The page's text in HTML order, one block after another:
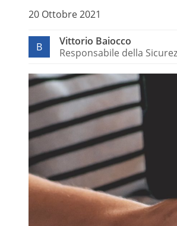
20 Ottobre 2021
B
Vittorio Baiocco
Responsabile della